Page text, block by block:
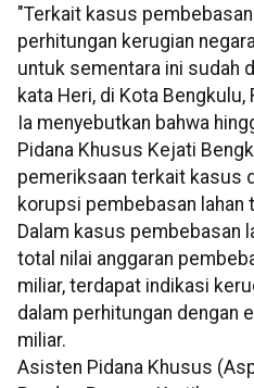
"Terkait kasus pembebasan
perhitungan kerugian
untuk sementara ini sudah
kata Heri, di Kota Bengkulu,
Ia menyebutkan bahwa
Pidana Khusus Kejati
pemeriksaan terkait kasus
korupsi pembebasan lahan
Dalam kasus pembebasan
total nilai anggaran
miliar, terdapat indikasi
dalam perhitungan dengan
miliar.
Asisten Pidana Khusus